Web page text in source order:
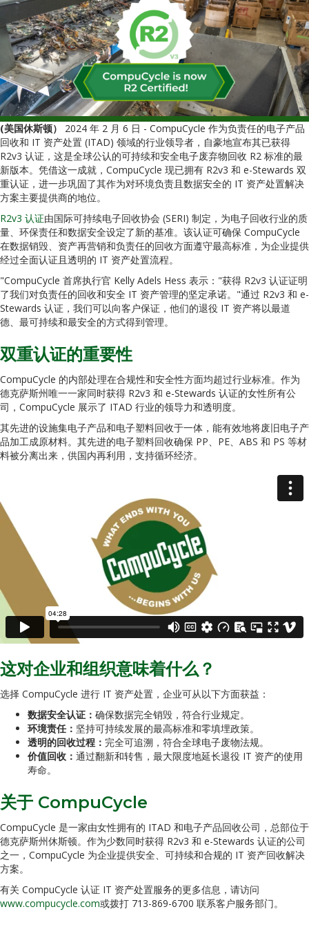
(美国休斯顿） 2024 年 2 月 6 日 - CompuCycle 作为负责任的电子产品
回收和 IT 资产处置 (ITAD) 领域的行业领导者，自豪地宣布其已获得
R2v3 认证，这是全球公认的可持续和安全电子废弃物回收 R2 标准的最
新版本。凭借这一成就，CompuCycle 现已拥有 R2v3 和 e-Stewards 双
重认证，进一步巩固了其作为对环境负责且数据安全的 IT 资产处置解决
方案主要提供商的地位。
R2v3 认证由国际可持续电子回收协会 (SERI) 制定，为电子回收行业的质
量、环保责任和数据安全设定了新的基准。该认证可确保 CompuCycle
在数据销毁、资产再营销和负责任的回收方面遵守最高标准，为企业提供
经过全面认证且透明的 IT 资产处置流程。
"CompuCycle 首席执行官 Kelly Adels Hess 表示："获得 R2v3 认证证明
了我们对负责任的回收和安全 IT 资产管理的坚定承诺。"通过 R2v3 和 e-
Stewards 认证，我们可以向客户保证，他们的退役 IT 资产将以最道
德、最可持续和最安全的方式得到管理。
双重认证的重要性
CompuCycle 的内部处理在合规性和安全性方面均超过行业标准。作为
德克萨斯州唯一一家同时获得 R2v3 和 e-Stewards 认证的女性所有公
司，CompuCycle 展示了 ITAD 行业的领导力和透明度。
其先进的设施集电子产品和电子塑料回收于一体，能有效地将废旧电子产
品加工成原材料。其先进的电子塑料回收确保 PP、PE、ABS 和 PS 等材
料被分离出来，供国内再利用，支持循环经济。
这对企业和组织意味着什么？
选择 CompuCycle 进行 IT 资产处置，企业可从以下方面获益：
数据安全认证： 确保数据完全销毁，符合行业规定。
环境责任： 坚持可持续发展的最高标准和零填埋政策。
透明的回收过程： 完全可追溯，符合全球电子废物法规。
价值回收： 通过翻新和转售，最大限度地延长退役 IT 资产的使用
寿命。
关于 CompuCycle
CompuCycle 是一家由女性拥有的 ITAD 和电子产品回收公司，总部位于
德克萨斯州休斯顿。作为少数同时获得 R2v3 和 e-Stewards 认证的公司
之一，CompuCycle 为企业提供安全、可持续和合规的 IT 资产回收解决
方案。
有关 CompuCycle 认证 IT 资产处置服务的更多信息，请访问
www.compucycle.com或拨打 713-869-6700 联系客户服务部门。